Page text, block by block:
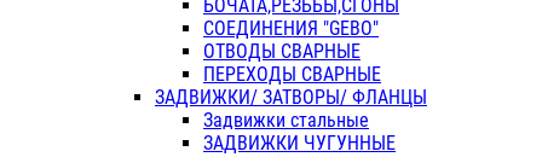
БОЧАТА,РЕЗЬБЫ,СГОНЫ
СОЕДИНЕНИЯ "GEBO"
ОТВОДЫ СВАРНЫЕ
ПЕРЕХОДЫ СВАРНЫЕ
ЗАДВИЖКИ/ ЗАТВОРЫ/ ФЛАНЦЫ
Задвижки стальные
ЗАДВИЖКИ ЧУГУННЫЕ